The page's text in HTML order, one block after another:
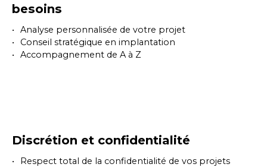
besoins
Analyse personnalisée de votre projet
Conseil stratégique en implantation
Accompagnement de A à Z
Discrétion et confidentialité
Respect total de la confidentialité de vos projets